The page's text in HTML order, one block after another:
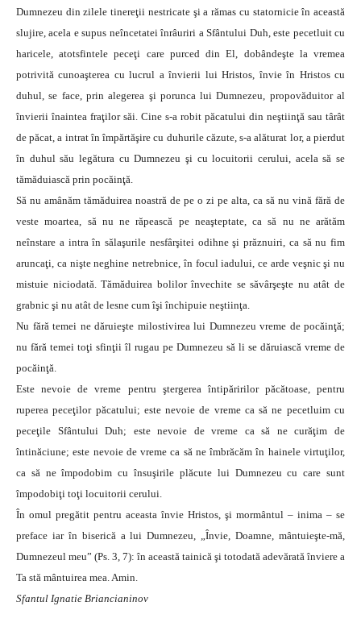
Dumnezeu din zilele tinereţii nestricate şi a rămas cu statornicie în această
slujire, acela e supus neîncetatei înrâuriri a Sfântului Duh, este pecetluit cu
haricele, atotsfintele peceţi care purced din El, dobândeşte la vremea
potrivită cunoaşterea cu lucrul a învierii lui Hristos, învie în Hristos cu
duhul, se face, prin alegerea şi porunca lui Dumnezeu, propovăduitor al
învierii înaintea fraţilor săi. Cine s-a robit păcatului din neştiinţă sau târât
de păcat, a intrat în împărtăşire cu duhurile căzute, s-a alăturat lor, a pierdut
în duhul său legătura cu Dumnezeu şi cu locuitorii cerului, acela să se
tămăduiască prin pocăinţă.
Să nu amânăm tămăduirea noastră de pe o zi pe alta, ca să nu vină fără de
veste moartea, să nu ne răpească pe neaşteptate, ca să nu ne arătăm
neînstare a intra în sălaşurile nesfârşitei odihne şi prăznuiri, ca să nu fim
aruncaţi, ca nişte neghine netrebnice, în focul iadului, ce arde veşnic şi nu
mistuie niciodată. Tămăduirea bolilor învechite se săvârşeşte nu atât de
grabnic şi nu atât de lesne cum îşi închipuie neştiinţa.
Nu fără temei ne dăruieşte milostivirea lui Dumnezeu vreme de pocăinţă;
nu fără temei toţi sfinţii îl rugau pe Dumnezeu să li se dăruiască vreme de
pocăinţă.
Este nevoie de vreme pentru ştergerea întipăririlor păcătoase, pentru
ruperea peceţilor păcatului; este nevoie de vreme ca să ne pecetluim cu
peceţile Sfântului Duh; este nevoie de vreme ca să ne curăţim de
întinăciune; este nevoie de vreme ca să ne îmbrăcăm în hainele virtuţilor,
ca să ne împodobim cu însuşirile plăcute lui Dumnezeu cu care sunt
împodobiţi toţi locuitorii cerului.
În omul pregătit pentru aceasta învie Hristos, şi mormântul – inima – se
preface iar în biserică a lui Dumnezeu, „Învie, Doamne, mântuieşte-mă,
Dumnezeul meu” (Ps. 3, 7): în această tainică şi totodată adevărată înviere a
Ta stă mântuirea mea. Amin.
Sfantul Ignatie Briancianinov